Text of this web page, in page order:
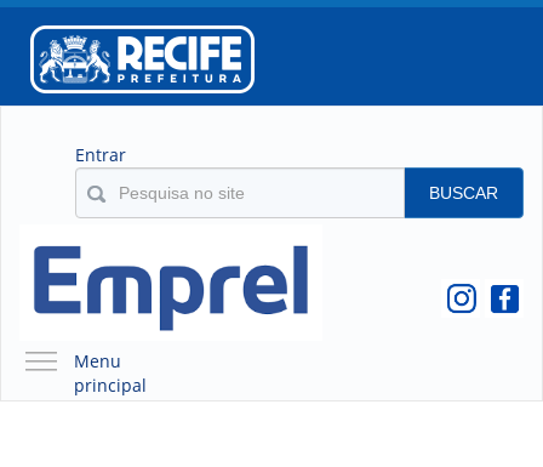
Entrar
BUSCAR
Menu
principal